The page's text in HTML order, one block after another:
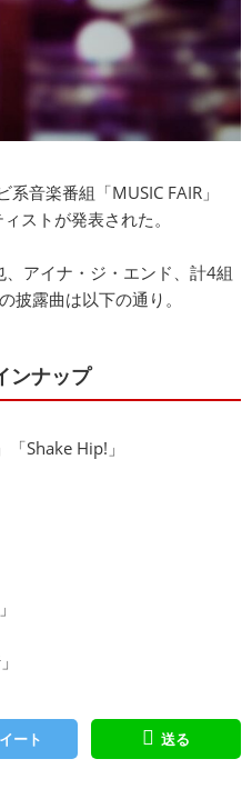
音楽番組「MUSIC FAIR」
ストが発表された。
アイナ・ジ・エンド、計4組
披露曲は以下の通り。
ンナップ
Shake Hip!」
ート 送る